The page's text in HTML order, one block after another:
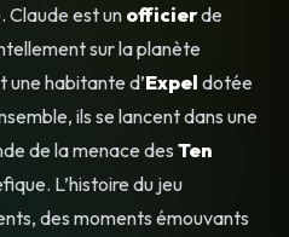
Claude est un officierde
sur la planète
une habitante d’Expel dotée
ils se lancent dans une
de la menace des Ten
L’histoire du jeu
des moments émouvants